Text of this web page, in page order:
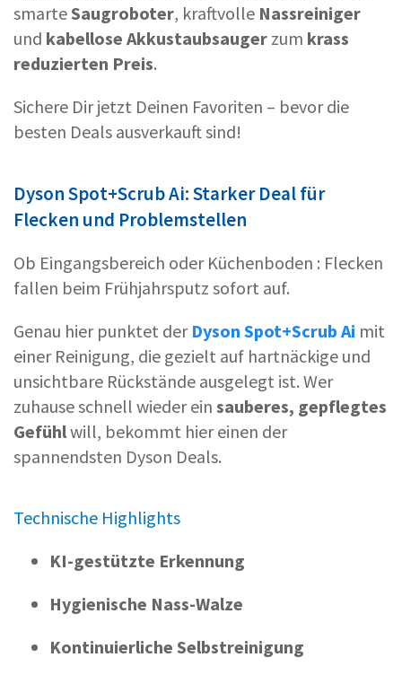
smarteSaugroboter, kraftvolle Nassreiniger
und kabellose Akkustaubsauger zum krass
reduzierten Preis.
Sichere Dir jetzt Deinen Favoriten – bevor die
besten Deals ausverkauft sind!
Dyson Spot+Scrub Ai: Starker Deal für
Flecken und Problemstellen
Ob Eingangsbereich oder Küchenboden : Flecken
fallen beim Frühjahrsputz sofort auf.
Genau hier punktet der Dyson Spot+Scrub Ai mit
einer Reinigung, die gezielt auf hartnäckige und
unsichtbare Rückstände ausgelegt ist. Wer
zuhause schnell wieder ein sauberes, gepflegtes
Gefühlwill, bekommt hier einen der
spannendsten Dyson Deals.
Technische Highlights
KI-gestützte Erkennung
Hygienische Nass-Walze
Kontinuierliche Selbstreinigung